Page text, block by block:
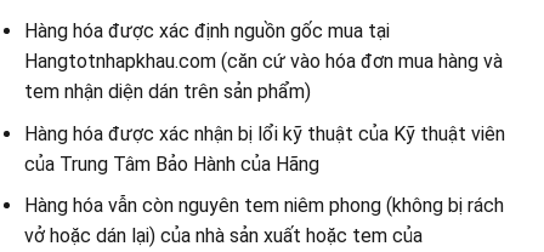
Hàng hóa được xác định nguồn gốc mua tại
Hangtotnhapkhau.com (căn cứ vào hóa đơn mua hàng và
tem nhận diện dán trên sản phẩm)
Hàng hóa được xác nhận bị lổi kỹ thuật của Kỹ thuật viên
của Trung Tâm Bảo Hành của Hãng
Hàng hóa vẫn còn nguyên tem niêm phong (không bị rách
vở hoặc dán lại) của nhà sản xuất hoặc tem của